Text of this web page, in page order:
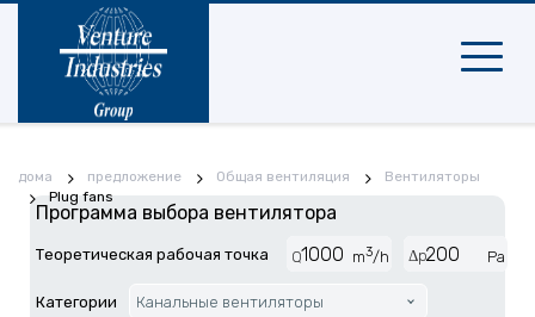
дома предложение Общая вентиляция
Вентиляторы
Plug fans
Программа выбора вентилятора
Теоретическая рабочая точка Q m3/h Δp Pa
Категории Канальные вентиляторы